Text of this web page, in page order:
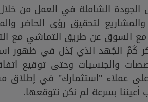
الشاملة في العمل من
لتحقيق رؤى الحاضر
السوق عن طريق التماشي مع
كَمْ الجُهد الذي بُذل في ظهور
والجنسيات وحتى توقيع
عملاء "استثمارك" في إطلاق
أعيننا بسرعة لم نكن نتوقعها.